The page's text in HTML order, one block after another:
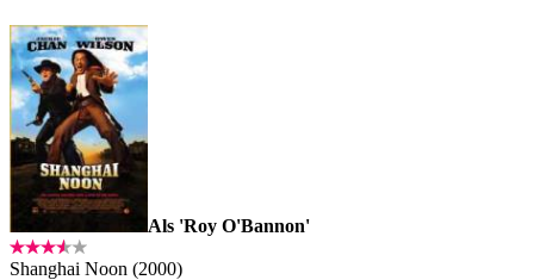
Als 'Roy O'Bannon'
Shanghai Noon (2000)